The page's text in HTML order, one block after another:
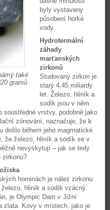
také
gramů
byly vystaveny
působení horké
vody.
Hydrotermální
záhady
marťanských
zirkonů
Studovaný zirkon je
starý 4,45 miliardy
let. Železo, hliník a
sodík jsou v něm
vrstvy, podobně jako
zónování, naznačuje, že k
došlo během jeho magmatické
že železo, hliník a sodík se v
nevyskytují – jak se tedy
zirkonu?
horninách je nález zirkonu
hliník a sodík vzácný.
je Olympic Dam v Jižní
zlata. Kovy v místech, jako je